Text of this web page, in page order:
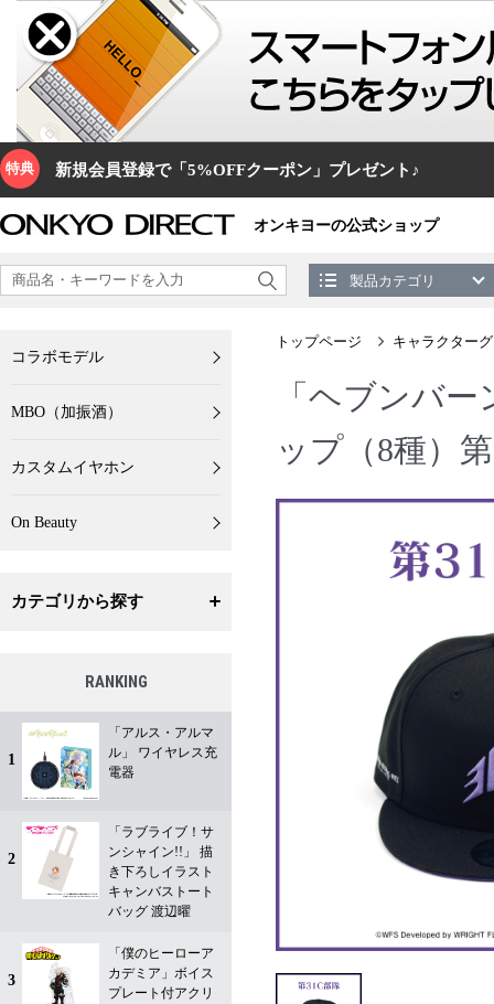
特典 新規会員登録で「5%OFFクーポン」プレゼント♪
オンキヨーの公式ショップ
製品カテゴリ
トップページ キャラクター
「ヘブンバ
ップ（8種）
コラボモデル
MBO（加振酒）
カスタムイヤホン
On Beauty
カテゴリから探す
RANKING
1
「アルス・アルマ
ル」 ワイヤレス充
電器
2
「ラブライブ！サ
ンシャイン!!」 描
き下ろしイラスト
キャンバストート
バッグ 渡辺曜
3
「僕のヒーローア
カデミア」ボイス
プレート付アクリ